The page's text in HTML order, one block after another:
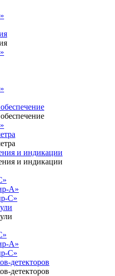
и индикации
и индикации
А»
С»
А»
С»
детекторов
детекторов